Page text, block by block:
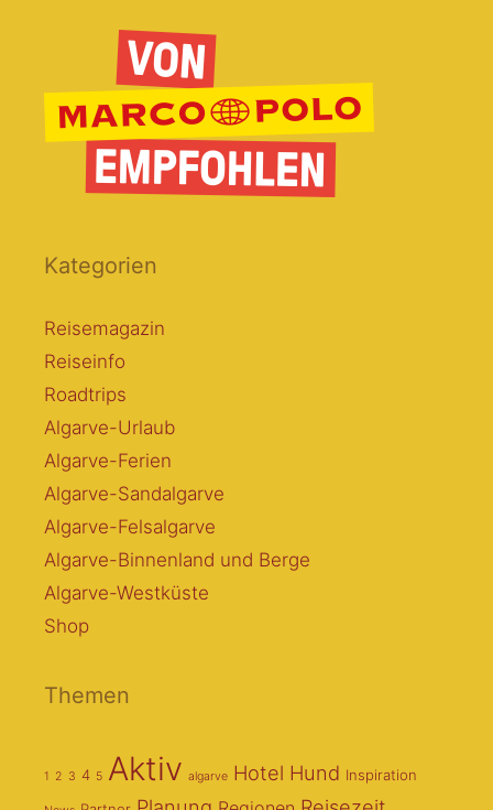
Kategorien
Reisemagazin
Reiseinfo
Roadtrips
Algarve-Urlaub
Algarve-Ferien
Algarve-Sandalgarve
Algarve-Felsalgarve
Algarve-Binnenland und Berge
Algarve-Westküste
Shop
Themen
1 2 3 4 5 Aktiv algarve Hotel Hund Inspiration